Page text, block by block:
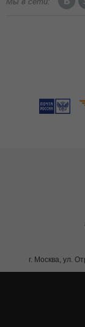
г. Москва, ул.